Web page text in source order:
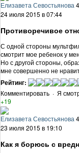
Елизавета Севостьянова
24 июля 2015 в 07:44
Противоречивое
С одной стороны
смотрит мое ребенок у
Но с другой стороны,
мне совершенно не
Рейтинг:
Комментировать · Я
+19
Елизавета Севостьянова
23 июля 2015 в 19:10
Как я борюсь с